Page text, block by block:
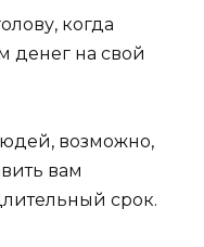
когда
денег на свой
возможно,
вам
срок.